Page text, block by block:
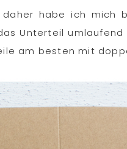
habe ich mich
Unterteil
am besten mit